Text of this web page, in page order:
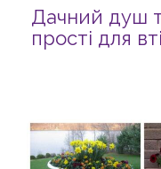
Дачний душ
прості для